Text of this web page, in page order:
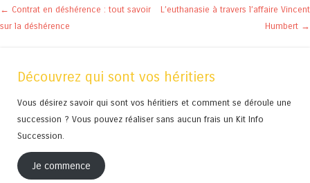
Navigation des articles
← Contrat en déshérence : tout savoir
sur la déshérence
L’euthanasie à travers l’affaire Vincent
Humbert →
Découvrez qui sont vos héritiers
Vous désirez savoir qui sont vos héritiers et comment se déroule une
succession ? Vous pouvez réaliser sans aucun frais un Kit Info
Succession.
Je commence